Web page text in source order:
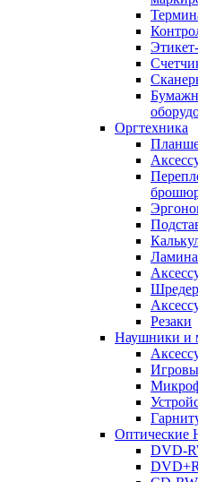
Оргтехника
Резаки
Наушники и
Оптические
DVD-
DVD+R